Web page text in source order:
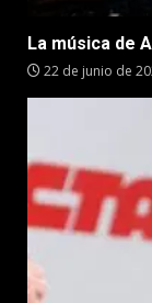
La música de
22 de junio de